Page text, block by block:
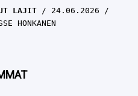
LAJIT
24.06.2026
HONKANEN